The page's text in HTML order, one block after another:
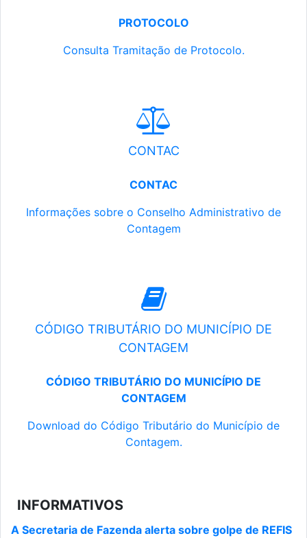
PROTOCOLO
Consulta Tramitação de Protocolo.
CONTAC
CONTAC
Informações sobre o Conselho Administrativo de
Contagem
CÓDIGO TRIBUTÁRIO DO MUNICÍPIO DE
CONTAGEM
CÓDIGO TRIBUTÁRIO DO MUNICÍPIO DE
CONTAGEM
Download do Código Tributário do Município de
Contagem.
INFORMATIVOS
A Secretaria de Fazenda alerta sobre golpe de REFIS